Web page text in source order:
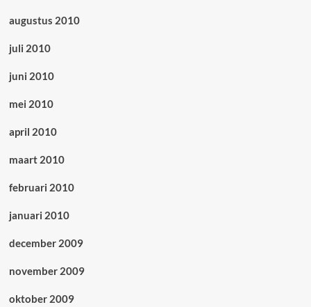
augustus 2010
juli 2010
juni 2010
mei 2010
april 2010
maart 2010
februari 2010
januari 2010
december 2009
november 2009
oktober 2009